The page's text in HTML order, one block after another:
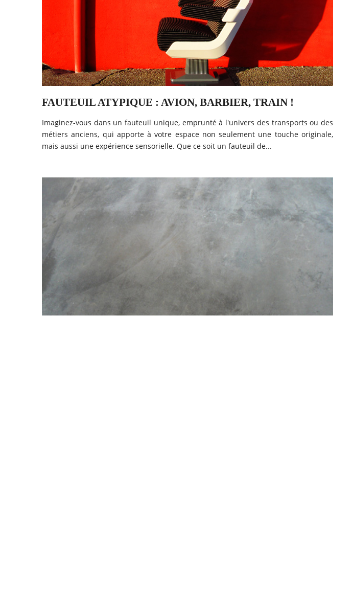
FAUTEUIL ATYPIQUE : AVION, BARBIER, TRAIN !
Imaginez-vous dans un fauteuil unique, emprunté à l'univers des transports ou des
métiers anciens, qui apporte à votre espace non seulement une touche originale,
mais aussi une expérience sensorielle. Que ce soit un fauteuil de...